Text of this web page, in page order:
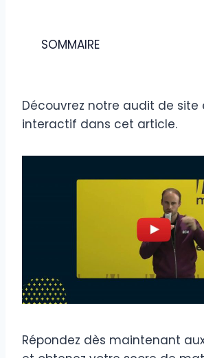
SOMMAIRE
Découvrez notre audit de
interactif dans cet article.
Répondez dès maintenant